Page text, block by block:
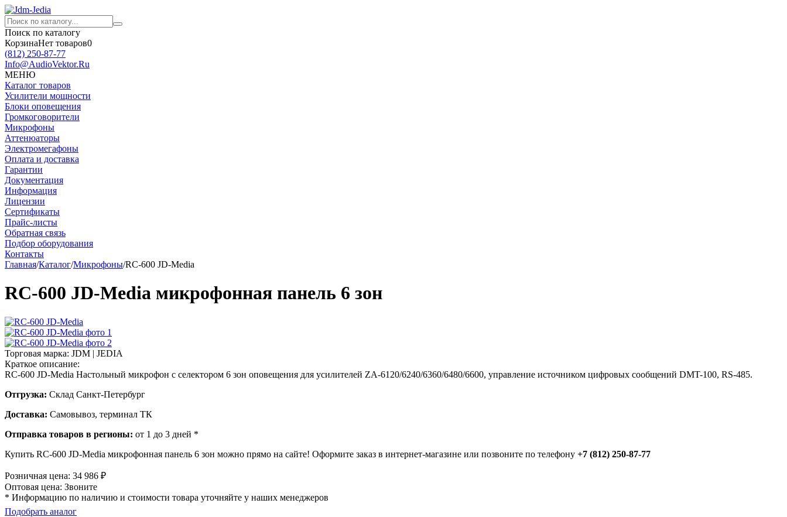
Поиск по каталогу
КорзинаНет товаров0
(812) 250-87-77
Info@AudioVektor.Ru
МЕНЮ
Каталог товаров
Усилители мощности
Блоки оповещения
Громкоговорители
Микрофоны
Аттенюаторы
Электромегафоны
Оплата и доставка
Гарантии
Документация
Информация
Лицензии
Сертификаты
Прайс-листы
Обратная связь
Подбор оборудования
Контакты
Главная/Каталог/Микрофоны/RC-600 JD-Media
RC-600 JD-Media микрофонная панель 6 зон
Торговая марка: JDM | JEDIA
Краткое описание:
RC-600 JD-Media Настольный микрофон с селектором 6 зон оповещения для усилителей ZA-6120/6240/6360/6480/6600, управление источником цифровых сообщений DMT-100, RS-485.
Отгрузка: Склад Санкт-Петербург
Доставка: Самовывоз, терминал ТК
Отправка товаров в регионы: от 1 до 3 дней *
Купить RC-600 JD-Media микрофонная панель 6 зон можно прямо на сайте! Оформите заказ в интернет-магазине или позвоните по телефону +7 (812) 250-87-77
Розничная цена: 34 986 ₽
Оптовая цена: Звоните
* Информацию по наличию и стоимости товара уточняйте у наших менеджеров
Подобрать аналог